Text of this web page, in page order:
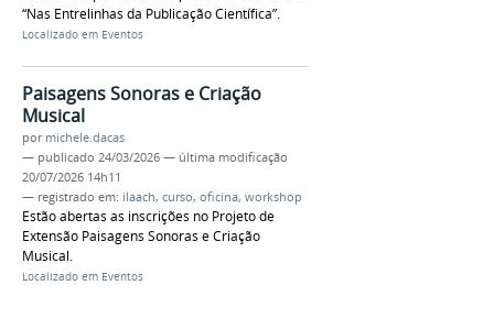
“Nas Entrelinhas da Publicação Científica”.
Localizado em Eventos
Paisagens Sonoras e Criação
Musical
por michele.dacas
— publicado 24/03/2026 — última modificação
20/07/2026 14h11
— registrado em: ilaach, curso, oficina, workshop
Estão abertas as inscrições no Projeto de
Extensão Paisagens Sonoras e Criação
Musical.
Localizado em Eventos